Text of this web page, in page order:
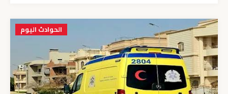
الحوادث اليوم